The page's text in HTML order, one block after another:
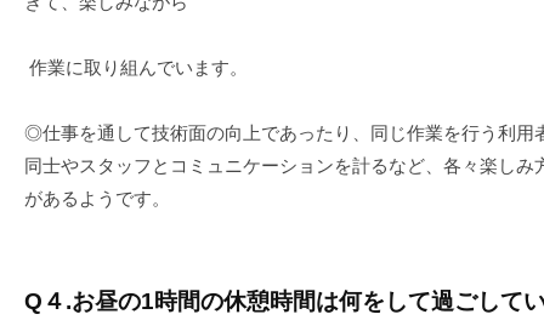
作業に取り組んでいます。
◎仕事を通して技術面の向上であったり、同じ作業を行う利用
同士やスタッフとコミュニケーションを計るなど、各々楽しみ
があるようです。
Q４.お昼の1時間の休憩時間は何をして過ごして